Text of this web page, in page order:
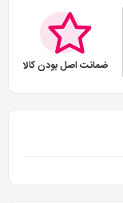
ضمانت اصل بودن کالا